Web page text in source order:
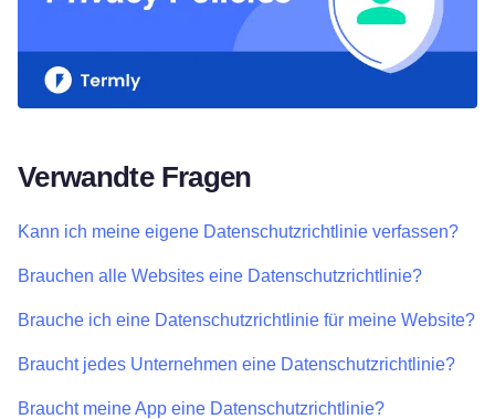
Verwandte Fragen
Kann ich meine eigene Datenschutzrichtlinie verfassen?
Brauchen alle Websites eine Datenschutzrichtlinie?
Brauche ich eine Datenschutzrichtlinie für meine Website?
Braucht jedes Unternehmen eine Datenschutzrichtlinie?
Braucht meine App eine Datenschutzrichtlinie?